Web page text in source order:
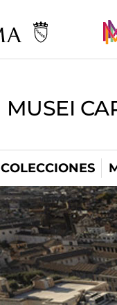
MUSEI
COLECCIONES